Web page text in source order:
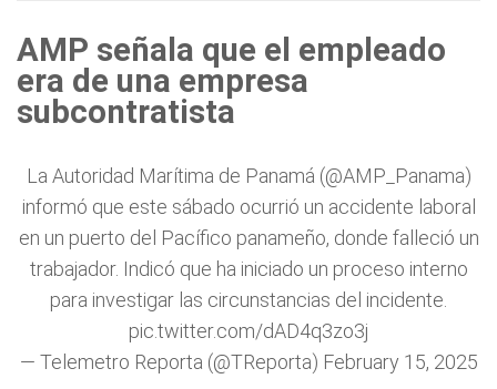
AMP señala que el empleado
era de una empresa
subcontratista
La Autoridad Marítima de Panamá (@AMP_Panama)
informó que este sábado ocurrió un accidente laboral
en un puerto del Pacífico panameño, donde falleció un
trabajador. Indicó que ha iniciado un proceso interno
para investigar las circunstancias del incidente.
pic.twitter.com/dAD4q3zo3j
— Telemetro Reporta (@TReporta) February 15, 2025